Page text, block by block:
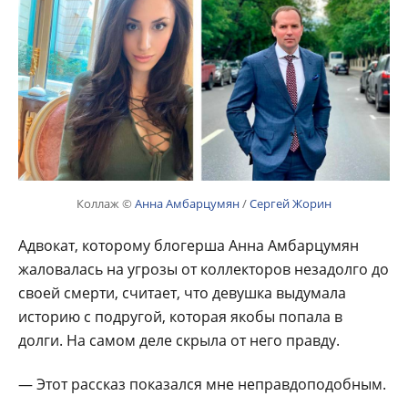
Коллаж ©Анна Амбарцумян/Сергей Жорин
Адвокат, которому блогерша Анна Амбарцумян
жаловалась на угрозы от коллекторов незадолго до
своей смерти, считает, что девушка выдумала
историю с подругой, которая якобы попала в
долги. На самом деле скрыла от него правду.
— Этот рассказ показался мне неправдоподобным.